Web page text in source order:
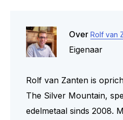
Over Rolf van
Eigenaar
Rolf van Zanten is
The Silver Mountain,
edelmetaal sinds 2008.